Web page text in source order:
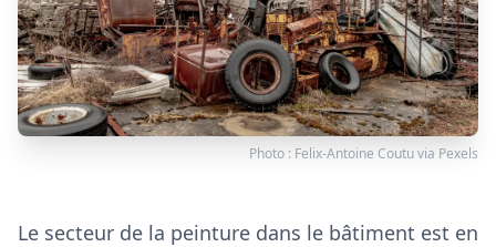
Photo : Felix-Antoine Coutuvia Pexels
Le secteur de la peinture dans le bâtiment est en